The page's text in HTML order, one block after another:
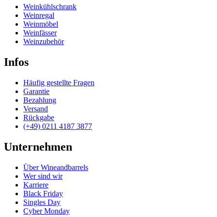
Weinkühlschrank
Weinregal
Weinmöbel
Weinfässer
Weinzubehör
Infos
Häufig gestellte Fragen
Garantie
Bezahlung
Versand
Rückgabe
(+49) 0211 4187 3877
Unternehmen
Über Wineandbarrels
Wer sind wir
Karriere
Black Friday
Singles Day
Cyber Monday